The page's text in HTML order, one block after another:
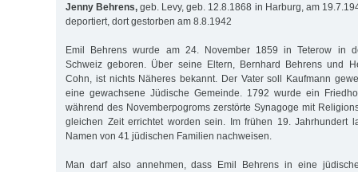
Jenny Behrens, geb. Levy, geb. 12.8.1868 in Harburg, am
deportiert, dort gestorben am 8.8.1942
Emil Behrens wurde am 24. November 1859 in Teterow in
Schweiz geboren. Über seine Eltern, Bernhard Behrens und
Cohn, ist nichts Näheres bekannt. Der Vater soll Kaufmann
eine gewachsene Jüdische Gemeinde. 1792 wurde ein
während des Novemberpogroms zerstörte Synagoge mit
gleichen Zeit errichtet worden sein. Im frühen 19. Jahrhundert
Namen von 41 jüdischen Familien nachweisen.
Man darf also annehmen, dass Emil Behrens in eine